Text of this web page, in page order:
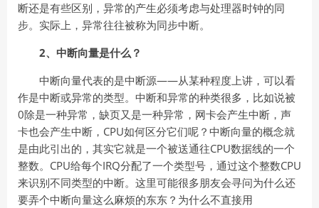
断还是有些区别，异常的产生必须考虑与处理器时钟的同
步。实际上，异常往往被称为同步中断。
2、中断向量是什么？
中断向量代表的是中断源——从某种程度上讲，可以看
作是中断或异常的类型。中断和异常的种类很多，比如说被
0除是一种异常，缺页又是一种异常，网卡会产生中断，声
卡也会产生中断，CPU如何区分它们呢？中断向量的概念就
是由此引出的，其实它就是一个被送通往CPU数据线的一个
整数。CPU给每个IRQ分配了一个类型号，通过这个整数CPU
来识别不同类型的中断。这里可能很多朋友会寻问为什么还
要弄个中断向量这么麻烦的东东？为什么不直接用